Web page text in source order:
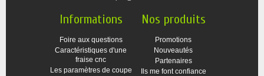
Informations
Foire aux questions
Caractéristiques d'une
fraise cnc
Les paramètres de coupe
Nos produits
Promotions
Nouveautés
Partenaires
Ils me font confiance